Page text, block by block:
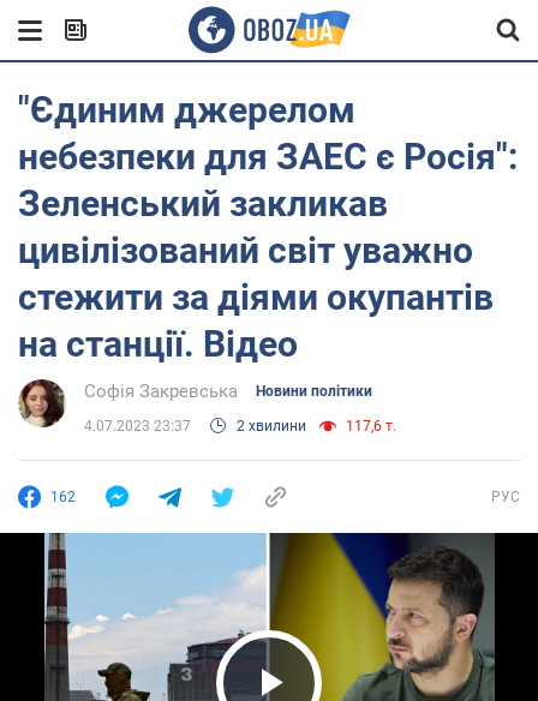
"Єдиним джерелом
небезпеки для ЗАЕС є Росія":
Зеленський закликав
цивілізований світ уважно
стежити за діями окупантів
на станції. Відео
Софія Закревська Новини політики
4.07.2023 23:37 2 хвилини 117,6 т.
162 РУС